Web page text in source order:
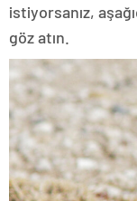
istiyorsanız,
göz atın.